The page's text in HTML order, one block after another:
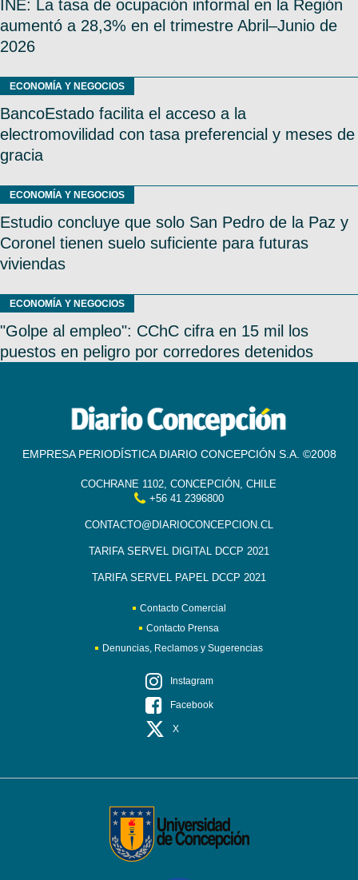
INE: La tasa de ocupación informal en la Región
aumentó a 28,3% en el trimestre Abril–Junio de
2026
ECONOMÍA Y NEGOCIOS
BancoEstado facilita el acceso a la
electromovilidad con tasa preferencial y meses de
gracia
ECONOMÍA Y NEGOCIOS
Estudio concluye que solo San Pedro de la Paz y
Coronel tienen suelo suficiente para futuras
viviendas
ECONOMÍA Y NEGOCIOS
"Golpe al empleo": CChC cifra en 15 mil los
puestos en peligro por corredores detenidos
EMPRESA PERIODÍSTICA DIARIO CONCEPCIÓN S.A. ©2008
COCHRANE 1102, CONCEPCIÓN, CHILE
+56 41 2396800
CONTACTO@DIARIOCONCEPCION.CL
TARIFA SERVEL DIGITAL DCCP 2021
TARIFA SERVEL PAPEL DCCP 2021
Contacto Comercial
Contacto Prensa
Denuncias, Reclamos y Sugerencias
Instagram
Facebook
X